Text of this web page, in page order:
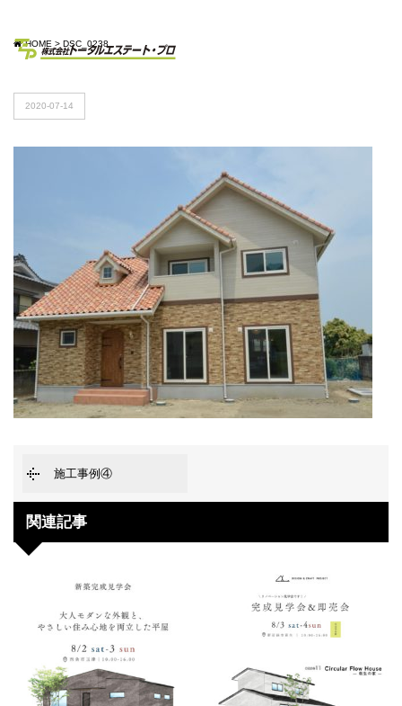
HOME > DSC_0238
2020-07-14
施工事例④
関連記事